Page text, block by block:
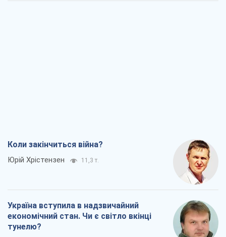
Коли закінчиться війна?
Юрій Хрістензен 11,3 т.
Україна вступила в надзвичайний
економічний стан. Чи є світло вкінці
тунелю?